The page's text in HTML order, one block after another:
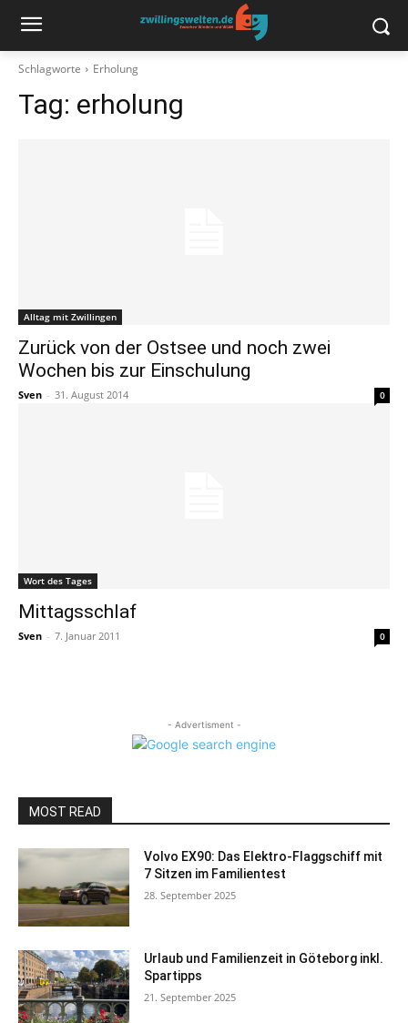
Schlagworte Erholung
Tag: erholung
Alltag mit Zwillingen
Zurück von der Ostsee und noch zwei
Wochen bis zur Einschulung
Sven - 31. August 2014 0
Wort des Tages
Mittagsschlaf
Sven - 7. Januar 2011 0
- Advertisment -
MOST READ
Volvo EX90: Das Elektro-Flaggschiff mit
7 Sitzen im Familientest
28. September 2025
Urlaub und Familienzeit in Göteborg inkl.
Spartipps
21. September 2025